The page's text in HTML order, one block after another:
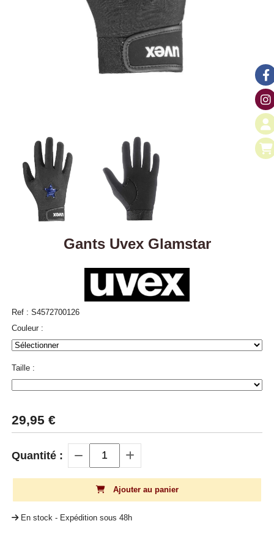
Gants Uvex Glamstar
Ref : S4572700126
Couleur :
Taille :
29,95 €
Quantité :
Ajouter au panier
En stock - Expédition sous 48h